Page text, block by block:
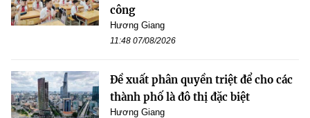
công
Hương Giang
11:48 07/08/2026
Đề xuất phân quyền triệt để cho các
thành phố là đô thị đặc biệt
Hương Giang